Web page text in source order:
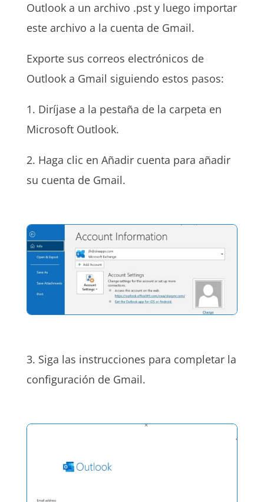
Outlook a un archivo .pst y luego importar
este archivo a la cuenta de Gmail.
Exporte sus correos electrónicos de
Outlook a Gmail siguiendo estos pasos:
1. Diríjase a la pestaña de la carpeta en
Microsoft Outlook.
2. Haga clic en Añadir cuenta para añadir
su cuenta de Gmail.
3. Siga las instrucciones para completar la
configuración de Gmail.